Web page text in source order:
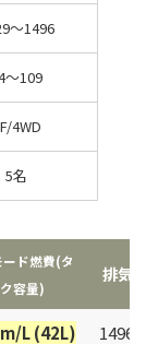
～1496
～109
4WD
5名
ド燃費(タ
容量)
排気
L (42L)